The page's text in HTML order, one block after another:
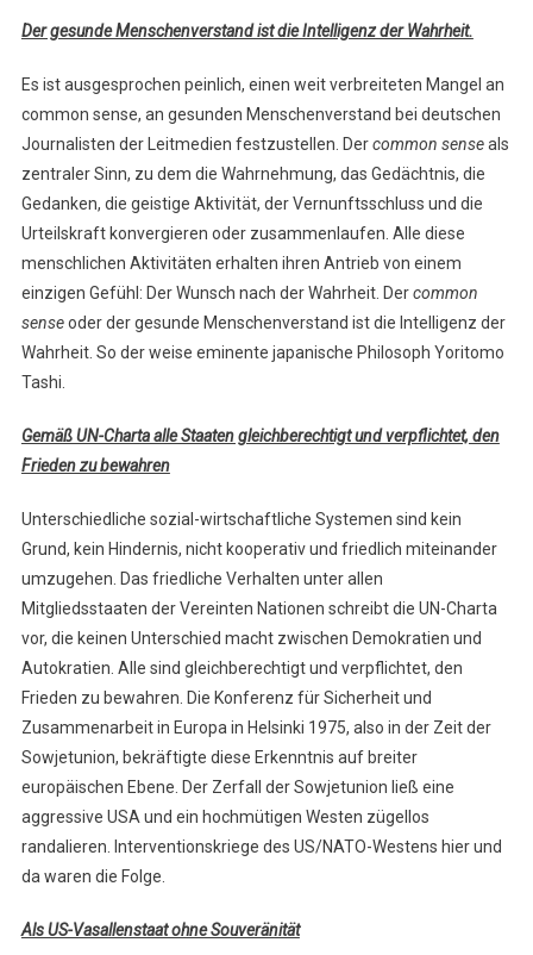
Der gesunde Menschenverstand ist die Intelligenz der Wahrheit.
Es ist ausgesprochen peinlich, einen weit verbreiteten Mangel an
common sense, an gesunden Menschenverstand bei deutschen
Journalisten der Leitmedien festzustellen. Dercommon senseals
zentraler Sinn, zu dem die Wahrnehmung, das Gedächtnis, die
Gedanken, die geistige Aktivität, der Vernunftsschluss und die
Urteilskraft konvergieren oder zusammenlaufen. Alle diese
menschlichen Aktivitäten erhalten ihren Antrieb von einem
einzigen Gefühl: Der Wunsch nach der Wahrheit. Dercommon
senseoder der gesunde Menschenverstand ist die Intelligenz der
Wahrheit. So der weise eminente japanische Philosoph Yoritomo
Tashi.
Gemäß UN-Charta alle Staaten gleichberechtigt und verpflichtet, den
Frieden zu bewahren
Unterschiedliche sozial-wirtschaftliche Systemen sind kein
Grund, kein Hindernis, nicht kooperativ und friedlich miteinander
umzugehen. Das friedliche Verhalten unter allen
Mitgliedsstaaten der Vereinten Nationen schreibt die UN-Charta
vor, die keinen Unterschied macht zwischen Demokratien und
Autokratien. Alle sind gleichberechtigt und verpflichtet, den
Frieden zu bewahren. Die Konferenz für Sicherheit und
Zusammenarbeit in Europa in Helsinki 1975, also in der Zeit der
Sowjetunion, bekräftigte diese Erkenntnis auf breiter
europäischen Ebene. Der Zerfall der Sowjetunion ließ eine
aggressive USA und ein hochmütigen Westen zügellos
randalieren. Interventionskriege des US/NATO-Westens hier und
da waren die Folge.
Als US-Vasallenstaat ohne Souveränität